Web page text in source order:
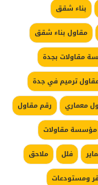
بناء شقق
مقاول بناء شقق
مقاولات بجدة
ترميم في جدة
معماري
رقم مقاول
مؤسسة مقاولات
فلل
ملاحق
ومستودعات